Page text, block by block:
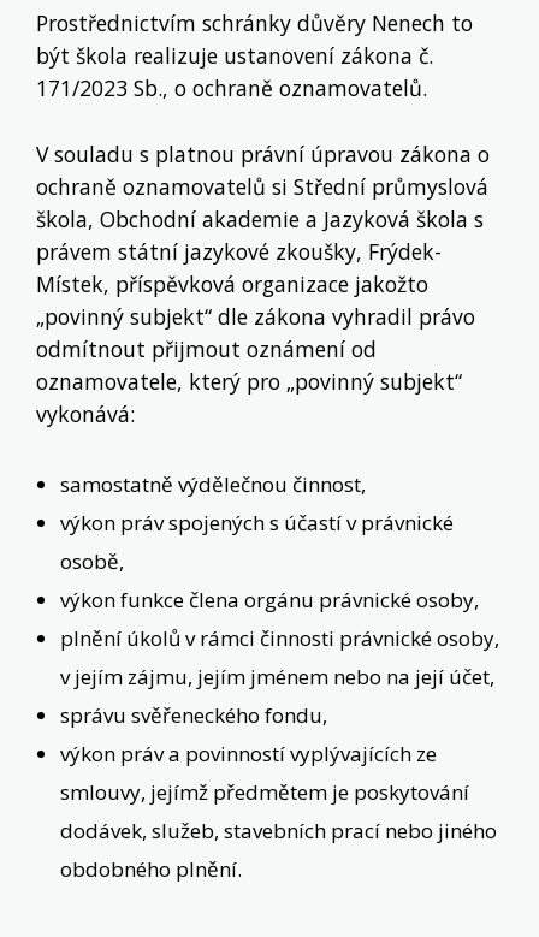
Prostřednictvím schránky důvěry Nenech to
být škola realizuje ustanovení zákona č.
171/2023 Sb., o ochraně oznamovatelů.
V souladu s platnou právní úpravou zákona o
ochraně oznamovatelů si Střední průmyslová
škola, Obchodní akademie a Jazyková škola s
právem státní jazykové zkoušky, Frýdek-
Místek, příspěvková organizace jakožto
„povinný subjekt“ dle zákona vyhradil právo
odmítnout přijmout oznámení od
oznamovatele, který pro „povinný subjekt“
vykonává:
samostatně výdělečnou činnost,
výkon práv spojených s účastí v právnické
osobě,
výkon funkce člena orgánu právnické osoby,
plnění úkolů v rámci činnosti právnické osoby,
v jejím zájmu, jejím jménem nebo na její účet,
správu svěřeneckého fondu,
výkon práv a povinností vyplývajících ze
smlouvy, jejímž předmětem je poskytování
dodávek, služeb, stavebních prací nebo jiného
obdobného plnění.